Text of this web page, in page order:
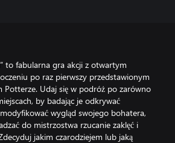
to fabularna gra akcji z otwartym
po raz pierwszy przedstawionym
Potterze. Udaj się w podróż po zarówno
by badając je odkrywać
wygląd swojego bohatera,
do mistrzostwa rzucanie zaklęć i
jakim czarodziejem lub jaką